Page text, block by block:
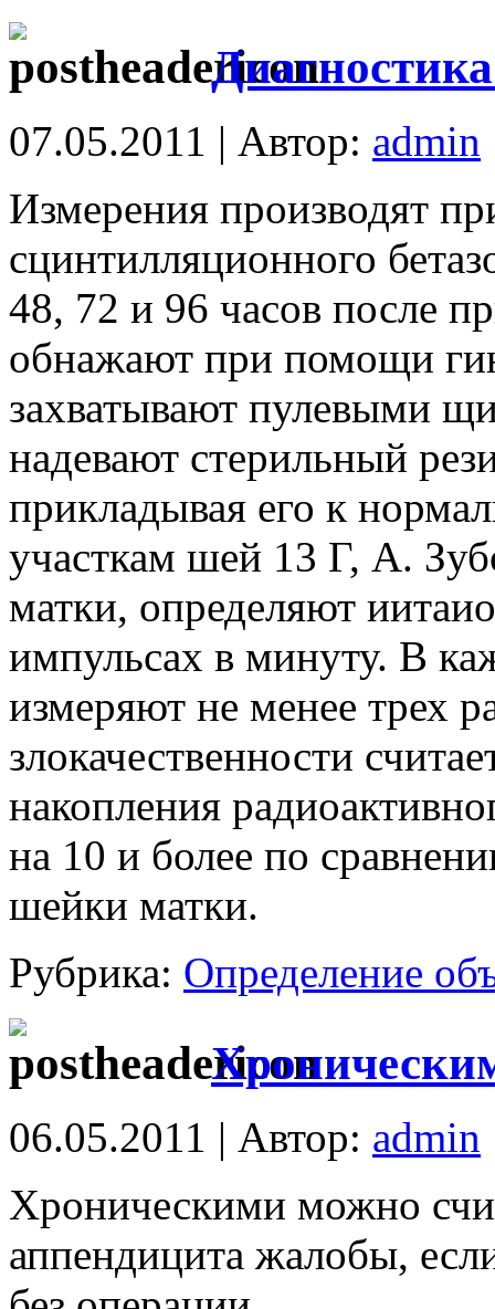
07.05.2011 | Автор: admin
Измерения производят
сцинтилляционного
48, 72 и 96 часов после
обнажают при помощи
захватывают пулевыми
надевают стерильный
прикладывая его к
участкам шей 13 Г, А.
матки, определяют
импульсах в минуту. В
измеряют не менее трех
злокачественности
накопления
на 10 и более по
шейки матки.
Рубрика: Определение
06.05.2011 | Автор: admin
Хроническими можно
аппендицита жалобы,